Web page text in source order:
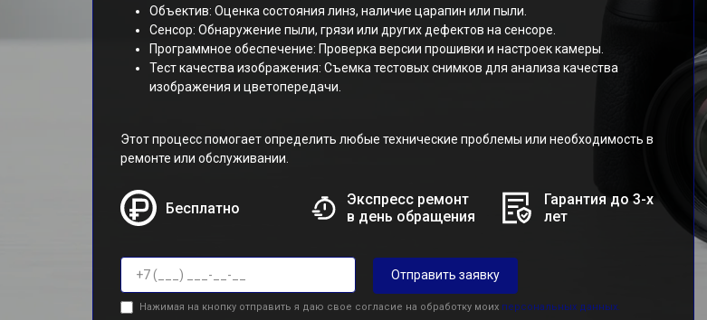
Объектив: Оценка состояния линз, наличие царапин или пыли.
Сенсор: Обнаружение пыли, грязи или других дефектов на сенсоре.
Программное обеспечение: Проверка версии прошивки и настроек камеры.
Тест качества изображения: Съемка тестовых снимков для анализа качества
изображения и цветопередачи.
Этот процесс помогает определить любые технические проблемы или необходимость в
ремонте или обслуживании.
Бесплатно
Экспресс ремонт
в день обращения
Гарантия до 3-х
лет
Отправить заявку
Нажимая на кнопку отправить я даю свое согласие на обработку моих персональных данных.